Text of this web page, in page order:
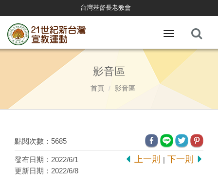
台灣基督長老教會
Toggle
navigation
影音區
首頁 影音區
點閱次數：5685
發布日期：2022/6/1 上一則 | 下一則
更新日期：2022/6/8